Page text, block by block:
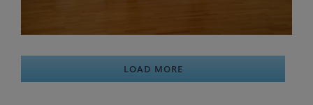
LOAD MORE